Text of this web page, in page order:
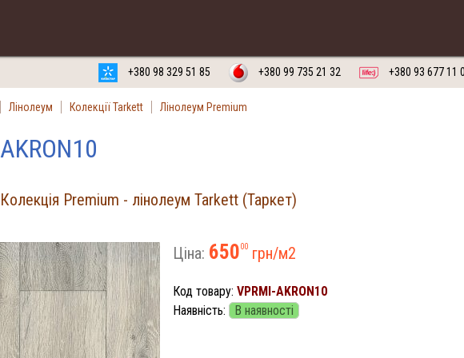
+380 98 329 51 85 +380 99 735 21 32 +380 93 677 11
Лінолеум Колекції Tarkett Лінолеум Premium
AKRON10
Колекція Premium - лінолеум Tarkett (Таркет)
Ціна: 65000 грн/м2
Код товару: VPRMI-AKRON10
Наявність:
В наявності